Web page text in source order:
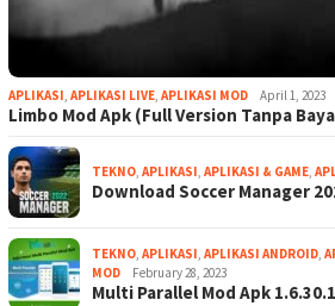
APLIKASI, APLIKASI LIVE, APLIKASI MOD April 1, 2023
Limbo Mod Apk (Full Version Tanpa
TEKNO, APLIKASI, APLIKASI & GAME,
Download Soccer Manager
TEKNO, APLIKASI, APLIKASI ANDROID,
MOD
February 28, 2023
Multi Parallel Mod Apk